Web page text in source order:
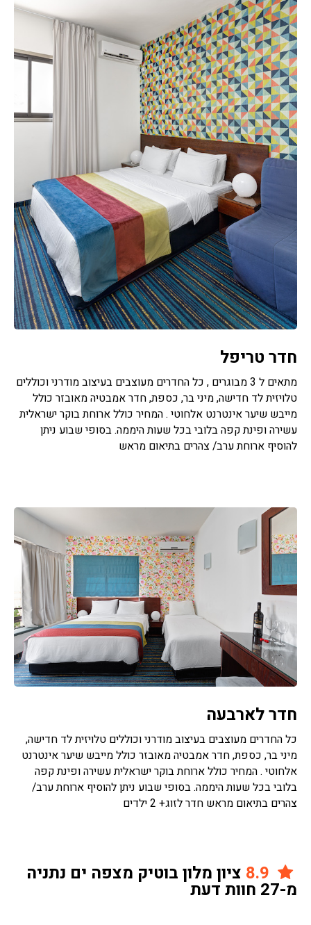
חדר טריפל
מתאים ל 3 מבוגרים , כל החדרים מעוצבים בעיצוב מודרני וכוללים
טלויזית לד חדישה, מיני בר, כספת, חדר אמבטיה מאובזר כולל
מייבש שיער אינטרנט אלחוטי . המחיר כולל ארוחת בוקר ישראלית
עשירה ופינת קפה בלובי בכל שעות היממה. בסופי שבוע ניתן
להוסיף ארוחת ערב/ צהרים בתיאום מראש
חדר לארבעה
כל החדרים מעוצבים בעיצוב מודרני וכוללים טלויזית לד חדישה,
מיני בר, כספת, חדר אמבטיה מאובזר כולל מייבש שיער אינטרנט
אלחוטי . המחיר כולל ארוחת בוקר ישראלית עשירה ופינת קפה
בלובי בכל שעות היממה. בסופי שבוע ניתן להוסיף ארוחת ערב/
צהרים בתיאום מראש חדר לזוג+ 2 ילדים
ציון מלון בוטיק מצפה ים נתניה
מ-27 חוות דעת